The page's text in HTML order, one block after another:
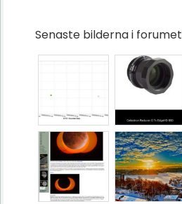
Senaste bilderna i forumet